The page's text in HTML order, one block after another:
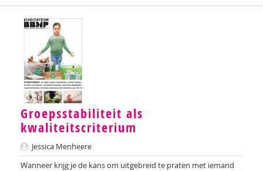
Arie de Bruin
Ed Buitenhek
Wouter Bulckaert
Theo Cappon
Lieve Claeys
Wilmie Colbers
Hanneke Creemers
Groepsstabiliteit als
kwaliteitscriterium
Jessica Menheere
Wanneer krijg je de kans om uitgebreid te praten met iemand